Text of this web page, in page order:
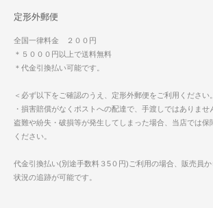
定形外郵便
全国一律料金 ２００円
＊５０００円以上で送料無料
＊代金引換払い可能です。
＜必ず以下をご確認のうえ、定形外郵便をご利用ください
・損害賠償がなくポストへの配達で、手渡しではありませ
盗難や紛失・破損等が発生してしまった場合、当店では保
ください。
代金引換払い(別途手数料３5０円)ご利用の場合、販売員
状況の追跡が可能です。